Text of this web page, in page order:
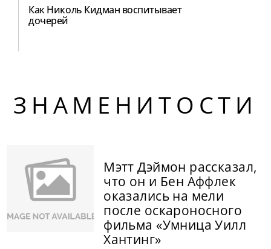
Как Николь Кидман воспитывает
дочерей
ЗНАМЕНИТОСТИ
Мэтт Дэймон рассказал,
что он и Бен Аффлек
оказались на мели
после оскароносного
фильма «Умница Уилл
Хантинг»